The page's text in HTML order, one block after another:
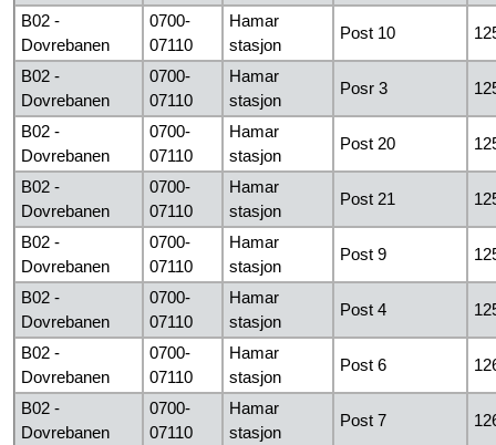
B02 -
Dovrebanen
0700-
07110
Hamar
stasjon
Post 10
B02 -
Dovrebanen
0700-
07110
Hamar
stasjon
Posr 3
B02 -
Dovrebanen
0700-
07110
Hamar
stasjon
Post 20
B02 -
Dovrebanen
0700-
07110
Hamar
stasjon
Post 21
B02 -
Dovrebanen
0700-
07110
Hamar
stasjon
Post 9
B02 -
Dovrebanen
0700-
07110
Hamar
stasjon
Post 4
B02 -
Dovrebanen
0700-
07110
Hamar
stasjon
Post 6
B02 -
Dovrebanen
0700-
07110
Hamar
stasjon
Post 7